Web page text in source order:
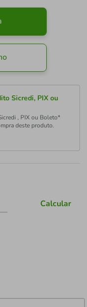
Sicredi, PIX ou
, PIX ou Boleto*
deste produto.
Calcular